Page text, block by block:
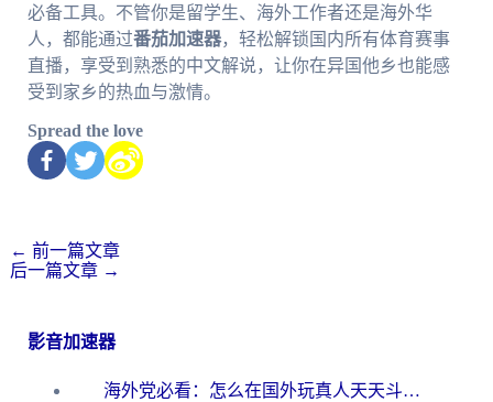
必备工具。不管你是留学生、海外工作者还是海外华
人，都能通过番茄加速器，轻松解锁国内所有体育赛事
直播，享受到熟悉的中文解说，让你在异国他乡也能感
受到家乡的热血与激情。
Spread the love
← 前一篇文章
后一篇文章 →
影音加速器
海外党必看：怎么在国外玩真人天天斗地主？附证券开户、音乐定位修改全攻略